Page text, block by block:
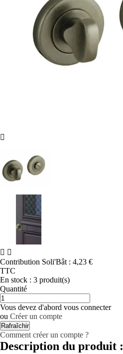

 
Contribution Soli'Bât : 4,23 €
TTC
En stock : 3 produit(s)
Quantité
Vous devez d'abord vous connecter
ou Créer un compte
Comment créer un compte ?
Description du produit :